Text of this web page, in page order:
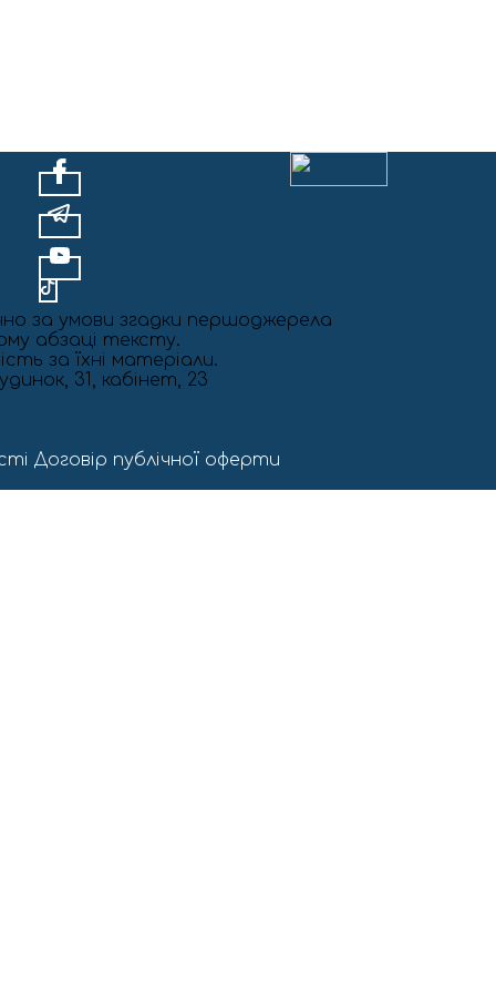
за умови згадки першоджерела
абзаці тексту.
за їхні матеріали.
31, кабінет, 23
Договір публічної оферти